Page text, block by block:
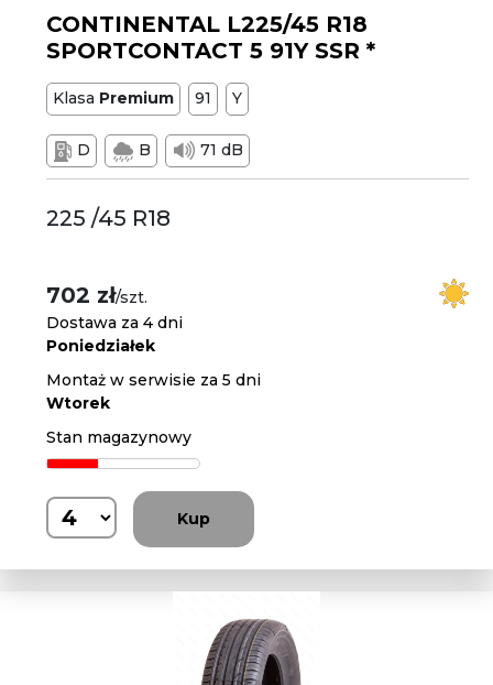
CONTINENTAL L225/45 R18
SPORTCONTACT 5 91Y SSR *
Klasa Premium 91 Y
D B 71 dB
225 /45 R18
702 zł/szt.
Dostawa za 4 dni
Poniedziałek
Montaż w serwisie za 5 dni
Wtorek
Stan magazynowy
Kup